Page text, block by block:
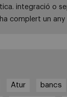
integració o
complert un any
Atur bancs